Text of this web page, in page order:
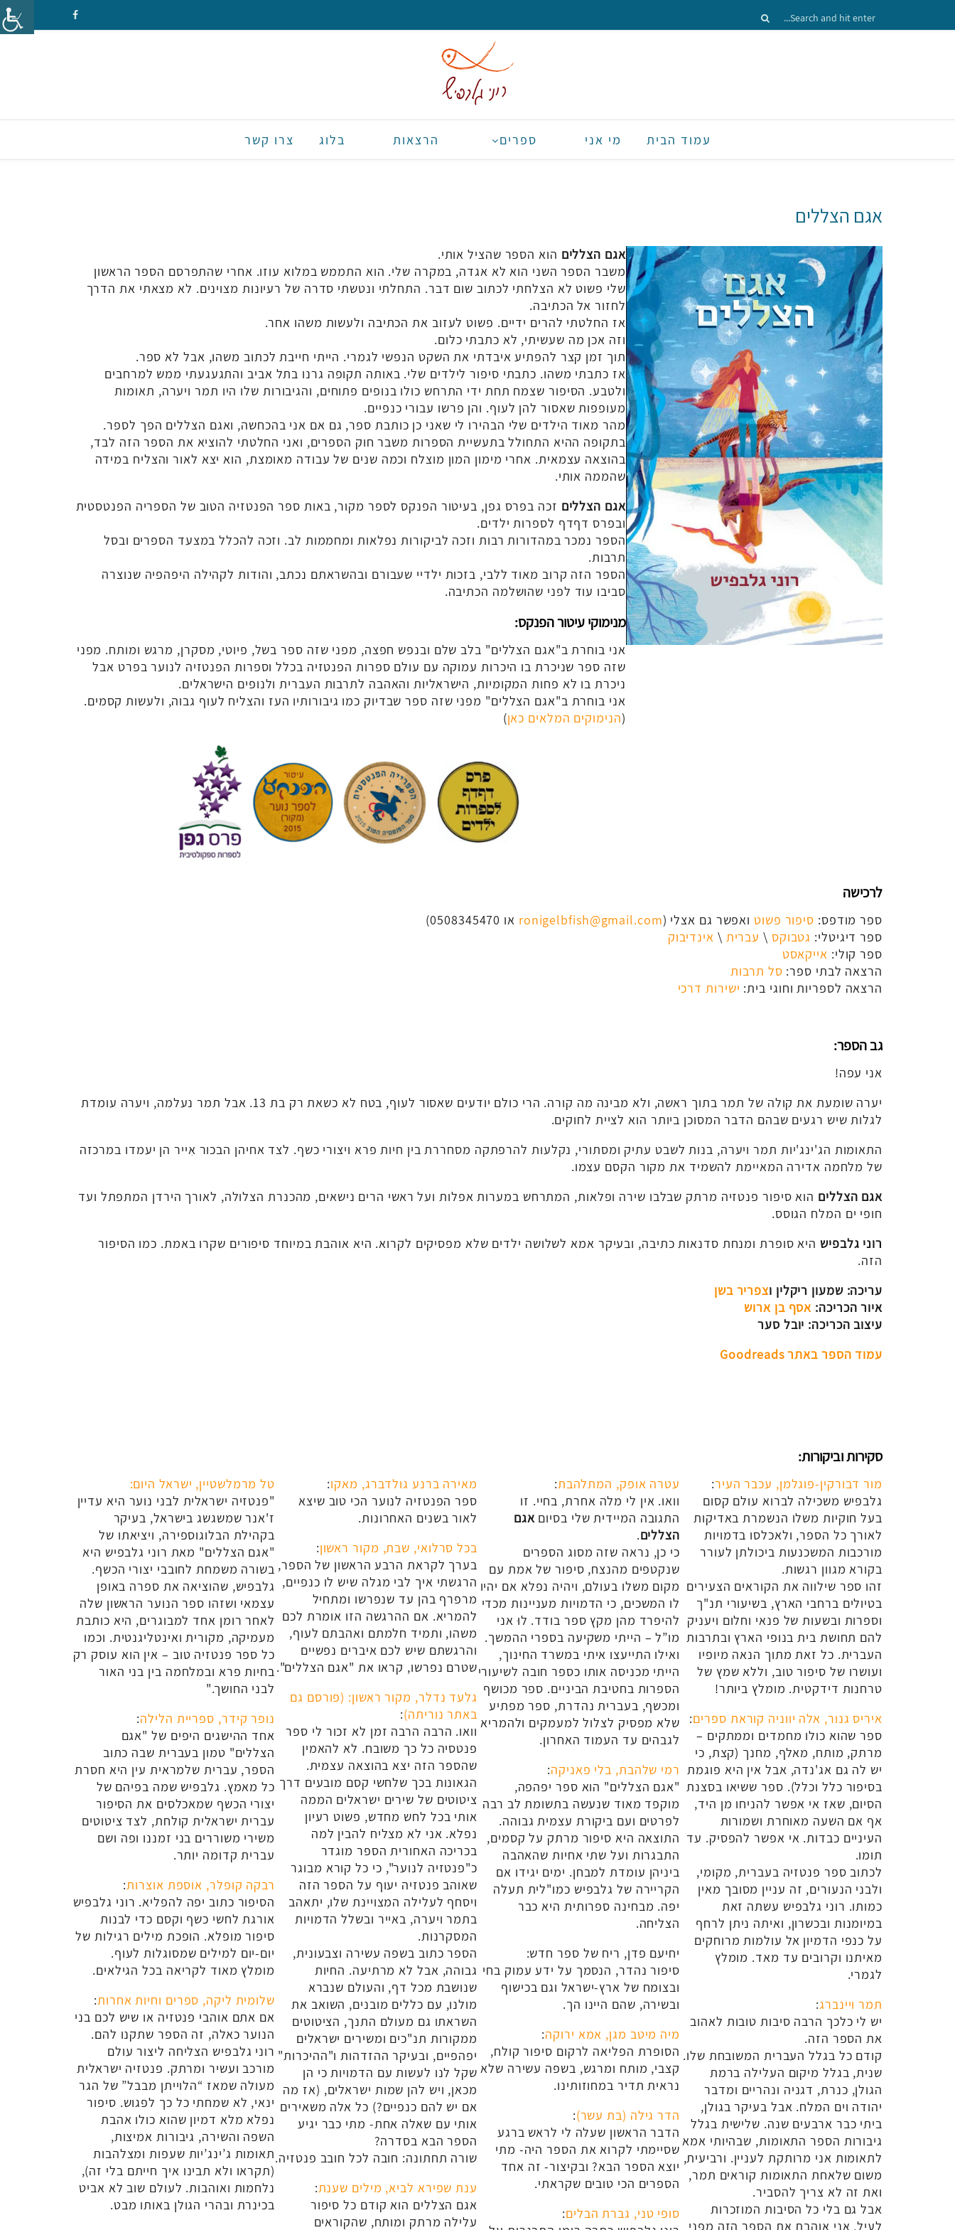
עמוד הבית מי אני ספרים הרצאות בלוג צרו קשר
אגם הצללים
אגם הצללים הוא הספר שהציל אותי.
משבר הספר השני הוא לא אגדה, במקרה שלי. הוא התממש במלוא עוזו. אחרי שהתפרסם הספר הראשון
שלי פשוט לא הצלחתי לכתוב שום דבר. התחלתי ונטשתי סדרה של רעיונות מצוינים. לא מצאתי את הדרך
לחזור אל הכתיבה.
אז החלטתי להרים ידיים. פשוט לעזוב את הכתיבה ולעשות משהו אחר.
וזה אכן מה שעשיתי, לא כתבתי כלום.
תוך זמן קצר להפתיע איבדתי את השקט הנפשי לגמרי. הייתי חייבת לכתוב משהו, אבל לא ספר.
אז כתבתי משהו. כתבתי סיפור לילדים שלי. באותה תקופה גרנו בתל אביב והתגעגעתי ממש למרחבים
ולטבע. הסיפור שצמח תחת ידי התרחש כולו בנופים פתוחים, והגיבורות שלו היו תמר ויערה, תאומות
מעופפות שאסור להן לעוף. והן פרשו עבורי כנפיים.
מהר מאוד הילדים שלי הבהירו לי שאני כן כותבת ספר, גם אם אני בהכחשה, ואגם הצללים הפך לספר.
בתקופה ההיא התחולל בתעשיית הספרות משבר חוק הספרים, ואני החלטתי להוציא את הספר הזה לבד,
בהוצאה עצמאית. אחרי מימון המון מוצלח וכמה שנים של עבודה מאומצת, הוא יצא לאור והצליח במידה
שהממה אותי.
אגם הצללים זכה בפרס גפן, בעיטור הפנקס לספר מקור, באות ספר הפנטזיה הטוב של הספריה הפנטסטית
ובפרס דףדף לספרות ילדים.
הספר נמכר במהדורות רבות וזכה לביקורות נפלאות ומחממות לב. וזכה להכלל במצעד הספרים ובסל
תרבות.
הספר הזה קרוב מאוד ללבי, בזכות ילדיי שעבורם ובהשראתם נכתב, והודות לקהילה היפהפיה שנוצרה
סביבו עוד לפני שהושלמה הכתיבה.
מנימוקי עיטור הפנקס:
אני בוחרת ב"אגם הצללים" בלב שלם ובנפש חפצה, מפני שזה ספר בשל, פיוטי, מסקרן, מרגש ומותח. מפני
שזה ספר שניכרת בו היכרות עמוקה עם עולם ספרות הפנטזיה בכלל וספרות הפנטזיה לנוער בפרט אבל
ניכרת בו לא פחות המקומיות, הישראליות והאהבה לתרבות העברית ולנופים הישראלים.
אני בוחרת ב"אגם הצללים" מפני שזה ספר שבדיוק כמו גיבורותיו העז והצליח לעוף גבוה, ולעשות קסמים.
(הנימוקים המלאים כאן)
לרכישה
ספר מודפס: סיפור פשוט ואפשר גם אצלי (ronigelbfish@gmail.com או 0508345470)
ספר דיגיטלי: גטבוקס \ עברית \ אינדיבוק
ספר קולי: אייקאסט
הרצאה לבתי ספר: סל תרבות
הרצאה לספריות וחוגי בית: ישירות דרכי
גב הספר:
אני עפה!
יערה שומעת את קולה של תמר בתוך ראשה, ולא מבינה מה קורה. הרי כולם יודעים שאסור לעוף, בטח לא כשאת רק בת 13. אבל תמר נעלמה, ויערה עומדת
לגלות שיש רגעים שבהם הדבר המסוכן ביותר הוא לציית לחוקים.
התאומות הג'ינג'יות תמר ויערה, בנות לשבט עתיק ומסתורי, נקלעות להרפתקה מסחררת בין חיות פרא ויצורי כשף. לצד אחיהן הבכור אִייר הן יעמדו במרכזה
של מלחמה אדירה המאיימת להשמיד את מקור הקסם עצמו.
אגם הצללים הוא סיפור פנטזיה מרתק שבלבו שירה ופלאות, המתרחש במערות אפלות ועל ראשי הרים נישאים, מהכנרת הצלולה, לאורך הירדן המתפתל ועד
חופי ים המלח הגוסס.
רוני גלבפיש היא סופרת ומנחת סדנאות כתיבה, ובעיקר אמא לשלושה ילדים שלא מפסיקים לקרוא. היא אוהבת במיוחד סיפורים שקרו באמת. כמו הסיפור
הזה.
עריכה: שמעון ריקלין וצפריר בשן
איור הכריכה: אסף בן ארוש
עיצוב הכריכה: יובל סער
עמוד הספר באתר Goodreads
סקירות וביקורות:
מור דבורקין-פוגלמן, עכבר העיר:
גלבפיש משכילה לברוא עולם קסום
בעל חוקיות משלו הנשמרת באדיקות
לאורך כל הספר, ולאכלסו בדמויות
מורכבות המשכנעות ביכולתן לעורר
בקורא מגוון רגשות.
זהו ספר שילווה את הקוראים הצעירים
בטיולים ברחבי הארץ, בשיעורי תנ"ך
וספרות ובשעות של פנאי וחלום ויעניק
להם תחושת בית בנופי הארץ ובתרבות
העברית. כל זאת מתוך הנאה מיופיו
ועושרו של סיפור טוב, וללא שמץ של
טרחנות דידקטית. מומלץ ביותר!
איריס גנור, אלה יווניה קוראת ספרים:
ספר שהוא כולו מחמדים וממתקים –
מרתק, מותח, מאלף, מחנך (קצת, כי
יש לה גם אג'נדה, אבל אין היא פוגמת
בסיפור כלל וכלל). ספר ששיאו בסצנת
הסיום, שאז אי אפשר להניחו מן היד,
אף אם השעה מאוחרת ושמורות
העיניים כבדות. אי אפשר להפסיק. עד
תומו.
לכתוב ספר פנטזיה בעברית, מקומי,
ולבני הנעורים, זה עניין מסובך מאין
כמותו. רוני גלבפיש עשתה זאת
במיומנות ובכשרון, ואיתה ניתן לרחף
על כנפי הדמיון אל עולמות מרוחקים
מאיתנו וקרובים עד מאד. מומלץ
לגמרי.
תמר ויינברג:
יש לי כלכך הרבה סיבות טובות לאהוב
את הספר הזה.
קודם כל בגלל העברית המשובחת שלו.
שנית, בגלל מיקום העלילה ברמת
הגולן, כנרת, דגניה ונהריים ומדבר
יהודה וים המלח. אבל בעיקר בגולן,
ביתי כבר ארבעים שנה. שלישית בגלל
גיבורות הספר התאומות, שבהיותי אמא
לתאומות אני מרותקת לעניין. ורביעית,
משום שלאחת התאומות קוראים תמר,
ואת זה לא צריך להסביר.
אבל גם בלי כל הסיבות המוזכרות
לעיל, אני אוהבת את הספר הזה מפני
עטרה אופק, המתלהבת:
וואו. אין לי מלה אחרת, בחיי. זו
התגובה המיידית שלי בסיוםאגם
הצללים.
כי כן, נראה שזה מסוג הספרים
שנקטפים מהנצח, סיפור של אמת עם
מקום משלו בעולם, ויהיה נפלא אם יהיו
לו המשכים, כי הדמויות מעניינות מכדי
להיפרד מהן מקץ ספר בודד. לוּ אני
מו”ל – הייתי משקיעה בספרי ההמשך.
ואילו התייעצו איתי במשרד החינוך,
הייתי מכניסה אותו כספר חובה לשיעורי
הספרות בחטיבת הביניים. ספר מכושף
ומכשף, בעברית נהדרת, ספר מפתיע
שלא מפסיק לצלול למעמקים ולהמריא
לגבהים עד העמוד האחרון.
רמי שלהבת, בלי פאניקה:
"אגם הצללים" הוא ספר יפהפה,
מוקפד מאוד שנעשה בתשומת לב רבה
לפרטים ועם ביקורת עצמית גבוהה.
התוצאה היא סיפור מרתק על קסמים,
התבגרות ועל שתי אחיות שהאהבה
ביניהן עומדת למבחן. ימים יגידו אם
הקריירה של גלבפיש כמו"לית תעלה
יפה. מבחינה ספרותית היא כבר
הצליחה.
יחיעם פדן, ריח של ספר חדש:
סיפור נהדר, הנסמך על ידע עמוק בחי
ובצומח של ארץ-ישראל וגם בכישוף
ובשירה, שהם היינו הך.
מיה מיטב מגן, אמא ירוקה:
הסופרת הפליאה לרקום סיפור קולח,
קצבי, מותח ומרגש, בשפה עשירה שלא
נראית תדיר במחוזותינו.
הדר גילה (בת עשר):
הדבר הראשון שעלה לי לראש ברגע
שסיימתי לקרוא את הספר היה- מתי
יוצא הספר הבא? ובקיצור- זה אחד
הספרים הכי טובים שקראתי.
סופי טני, גברת הבלים:
מאירה ברנע גולדברג, מאקו:
ספר הפנטזיה לנוער הכי טוב שיצא
לאור בשנים האחרונות.
בכל סרלואי, שבת, מקור ראשון:
בערך לקראת הרבע הראשון של הספר,
הרגשתי איך לבי מגלה שיש לו כנפיים,
מרפרף בהן עד שנפרשו ומתחיל
להמריא. אם ההרגשה הזו אומרת לכם
משהו, ותמיד חלמתם ואהבתם לעוף,
והרגשתם שיש לכם איברים נפשיים
שטרם נפרשו, קראו את "אגם הצללים".
גלעד נדלר, מקור ראשון: (פורסם גם
באתר נוריתה):
וואו. הרבה הרבה זמן לא זכור לי ספר
פנטסיה כל כך משובח. לא להאמין
שהספר הזה יצא בהוצאה עצמית.
הגאונות בכך שלחשי קסם מובעים דרך
ציטוטים של שירים ישראלים הממה
אותי בכל לחש מחדש, פשוט רעיון
נפלא. אני לא מצליח להבין למה
בכריכה האחורית הספר מוגדר
כ"פנטזיה לנוער", כי כל קורא מבוגר
שאוהב פנטזיה יעוף על הספר הזה
ויסחף לעלילה המצויינת שלו, יתאהב
בתמר ויערה, באייר ובשלל הדמויות
המסקרנות.
הספר כתוב בשפה עשירה וצבעונית,
גבוהה, אבל לא מרתיעה. החיות
שנושבת מכל דף, והעולם שנברא
מולנו, עם כללים מובנים, השואב את
השראתו גם מעולם התנך, הציטוטים
ממקורות תנ"כים ומשירים ישראלים
יפהפיים, ובעיקר ההזדהות ו"ההיכרות"
שקל לנו לעשות עם הדמויות כי הן
מכאן, ויש להן שמות ישראלים, (אז מה
אם יש להם כנפיים?) כל אלה משאירים
אותי עם שאלה אחת- מתי כבר יגיע
הספר הבא בסדרה?
שורה תחתונה: חובה לכל חובב פנטזיה.
ענת שפירא לביא, מילים שענת:
אגם הצללים הוא קודם כל סיפור
עלילה מרתק ומותח, שהקוראים
טל מרמלשטיין, ישראל היום:
"פנטזיה ישראלית לבני נוער היא עדיין
ז'אנר שמשגשג בישראל, בעיקר
בקהילת הבלוגוספירה, ויציאתו של
"אגם הצללים" מאת רוני גלבפיש היא
בשורה משמחת לחובבי יצורי הכשף.
גלבפיש, שהוציאה את ספרה באופן
עצמאי ושזהו ספר הנוער הראשון שלה
לאחר רומן אחד למבוגרים, היא כותבת
מעמיקה, מקורית ואינטליגנטית. וכמו
כל ספר פנטזיה טוב – אין הוא עוסק רק
בחיות פרא ובמלחמה בין בני האור
לבני החושך."
נופר קידר, ספריית הלילה:
אחד ההישגים היפים של "אגם
הצללים" טמון בעברית שבה כתוב
הספר, עברית שלמראית עין היא חסרת
כל מאמץ. גלבפיש שמה בפיהם של
יצורי הכשף שמאכלסים את הסיפור
עברית ישראלית קולחת, לצד ציטוטים
משירי משוררים בני זמננו ופה ושם
עברית קדומה יותר.
רבקה קופלר, אוספת אוצרות:
הסיפור כתוב יפה להפליא. רוני גלבפיש
אורגת לחשי כשף וקסם כדי לבנות
סיפור מופלא. הופכת מילים רגילות של
יום-יום למילים שמסוגלות לעוף.
מומלץ מאוד לקריאה בכל הגילאים.
שלומית ליקה, ספרים וחיות אחרות:
אם אתם אוהבי פנטזיה או שיש לכם בני
הנוער כאלה, זה הספר שתקנו להם.
רוני גלבפיש הצליחה ליצור עולם
מורכב ועשיר ומרתק. פנטזיה ישראלית
מעולה שמאז “הלוייתן מבבל” של הגר
ינאי, לא שמחתי כל כך לפגוש. סיפור
נפלא מלא דמיון שהוא כולו אהבת
השפה והשירה, גיבורות אמיצות,
תאומות ג’ינג’יות שעפות ומצלהבות
(תקראו ולא תבינו איך חייתם בלי זה),
נלחמות ואוהבות. לעולם שוב לא אביט
בכינרת ובהרי הגולן באותו מבט.